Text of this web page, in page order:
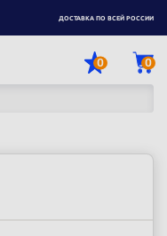
ДОСТАВКА ПО ВСЕЙ РОССИИ
0 0